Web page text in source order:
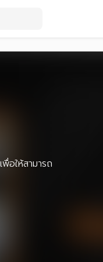
อให้สามารถ